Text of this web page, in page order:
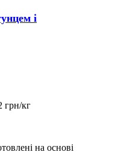
і
грн/кг
на основі